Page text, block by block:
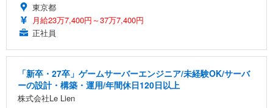
東京都
月給23万7,400円～37万7,400円
正社員
「新卒・27卒」ゲームサーバーエンジニア/未経験OK/サーバ
ーの設計・構築・運用/年間休日120日以上
株式会社Le Lien